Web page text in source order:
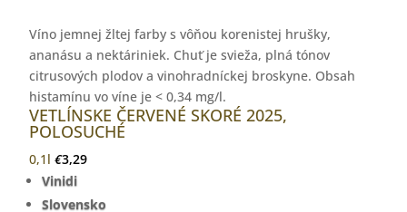
Víno jemnej žltej farby s vôňou korenistej hrušky,
ananásu a nektáriniek. Chuť je svieža, plná tónov
citrusových plodov a vinohradníckej broskyne. Obsah
histamínu vo víne je < 0,34 mg/l.
VETLÍNSKE ČERVENÉ SKORÉ 2025,
POLOSUCHÉ
0,1l €3,29
Vinidi
Slovensko